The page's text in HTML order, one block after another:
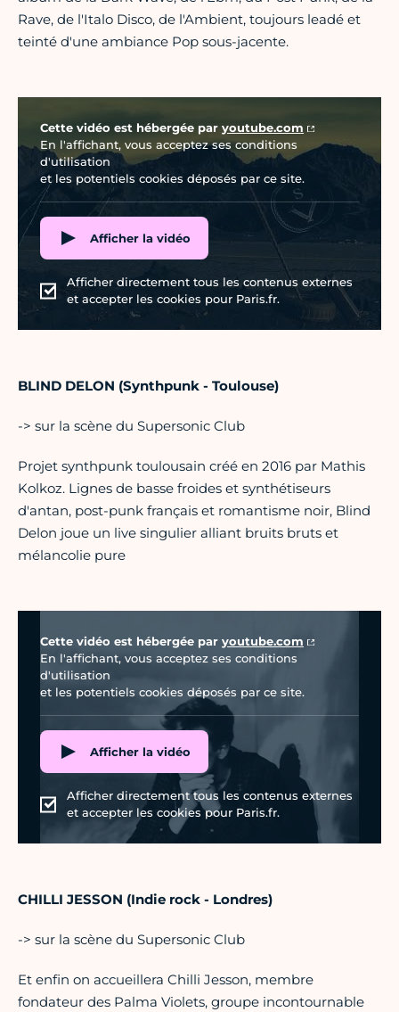
Rave, de l'Italo Disco, de l'Ambient, toujours leadé et
teinté d'une ambiance Pop sous-jacente.
Cette vidéo est hébergée par youtube.com
En l'affichant, vous acceptez ses conditions
d'utilisation
et les potentiels cookies déposés par ce site.
Afficher la vidéo
Afficher directement tous les contenus externes
et accepter les cookies pour Paris.fr.
BLIND DELON (Synthpunk - Toulouse)
-> sur la scène du Supersonic Club
Projet synthpunk toulousain créé en 2016 par Mathis
Kolkoz. Lignes de basse froides et synthétiseurs
d'antan, post-punk français et romantisme noir, Blind
Delon joue un live singulier alliant bruits bruts et
mélancolie pure
Cette vidéo est hébergée par youtube.com
En l'affichant, vous acceptez ses conditions
d'utilisation
et les potentiels cookies déposés par ce site.
Afficher la vidéo
Afficher directement tous les contenus externes
et accepter les cookies pour Paris.fr.
CHILLI JESSON (Indie rock - Londres)
-> sur la scène du Supersonic Club
Et enfin on accueillera Chilli Jesson, membre
fondateur des Palma Violets, groupe incontournable